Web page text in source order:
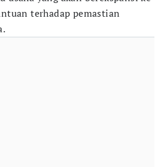
terhadap pemastian